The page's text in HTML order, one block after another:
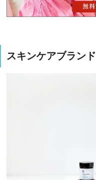
スキンケアブラン